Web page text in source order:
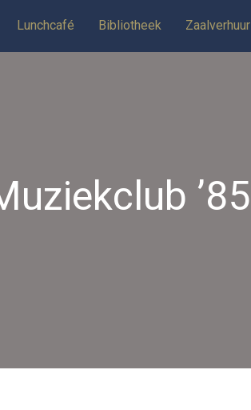
Lunchcafé Bibliotheek Zaalverhuur
’85